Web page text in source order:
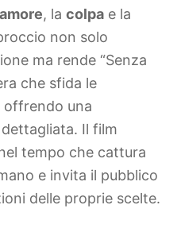
amore, la colpa e la
non solo
ma rende “Senza
che sfida le
offrendo una
Il film
tempo che cattura
e invita il pubblico
delle proprie scelte.